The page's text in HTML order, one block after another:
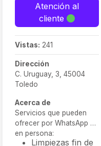
Atención al
cliente
Vistas: 241
Dirección
C. Uruguay, 3, 45004
Toledo
Acerca de
Servicios que pueden
ofrecer por WhatsApp o
en persona:
Limpiezas fin de